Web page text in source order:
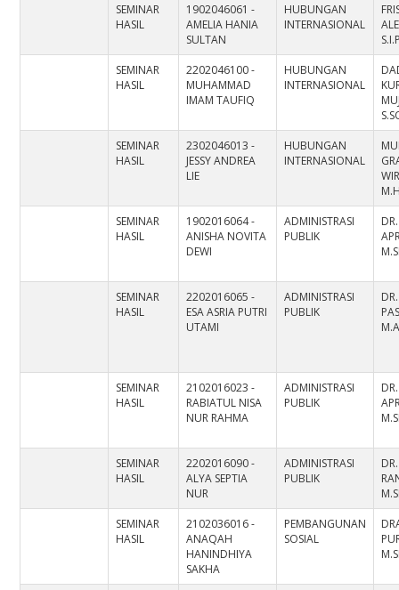
SEMINAR
HASIL
1902046061 -
AMELIA HANIA
SULTAN
HUBUNGAN
INTERNASIONAL
SEMINAR
HASIL
2202046100 -
MUHAMMAD
IMAM TAUFIQ
HUBUNGAN
INTERNASIONAL
SEMINAR
HASIL
2302046013 -
JESSY ANDREA
LIE
HUBUNGAN
INTERNASIONAL
SEMINAR
HASIL
1902016064 -
ANISHA NOVITA
DEWI
ADMINISTRASI
PUBLIK
SEMINAR
HASIL
2202016065 -
ESA ASRIA PUTRI
UTAMI
ADMINISTRASI
PUBLIK
SEMINAR
HASIL
2102016023 -
RABIATUL NISA
NUR RAHMA
ADMINISTRASI
PUBLIK
SEMINAR
HASIL
2202016090 -
ALYA SEPTIA
NUR
ADMINISTRASI
PUBLIK
SEMINAR
HASIL
2102036016 -
ANAQAH
HANINDHIYA
SAKHA
PEMBANGUNAN
SOSIAL